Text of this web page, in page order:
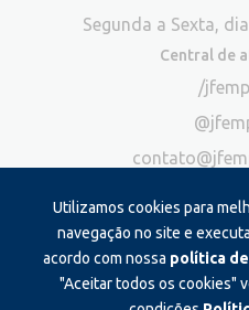
Utilizamos cookies para
navegação no site e
acordo com nossa política
"Aceitar todos os cookies"
Segunda a Sexta,
Central de
/
*Exclusivo para atendimento via